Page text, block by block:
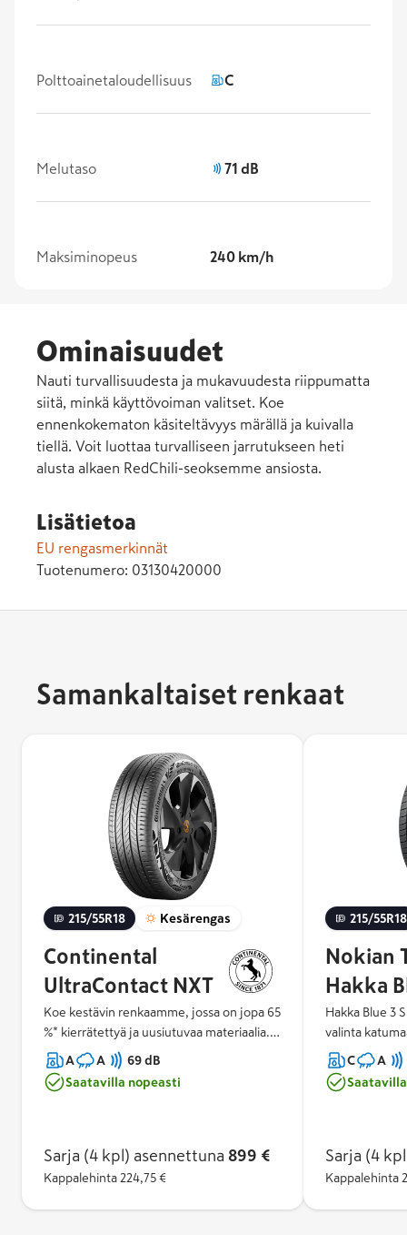
Polttoainetaloudellisuus C
Melutaso 71 dB
Maksiminopeus 240 km/h
Ominaisuudet
Nauti turvallisuudesta ja mukavuudesta riippumatta
siitä, minkä käyttövoiman valitset. Koe
ennenkokematon käsiteltävyys märällä ja kuivalla
tiellä. Voit luottaa turvalliseen jarrutukseen heti
alusta alkaen RedChili-seoksemme ansiosta.
Lisätietoa
EU rengasmerkinnät
Tuotenumero: 03130420000
Samankaltaiset renkaat
215/55R18 Kesärengas
Continental
UltraContact NXT
Koe kestävin renkaamme, jossa on jopa 65
%* kierrätettyä ja uusiutuvaa materiaalia.
Nauti erinomaisesta kilometrimäärästä
hyväksi todetun Yellow Chili -
yhdisteemme ansiosta. Voit luottaa
A A
69 dB
Saatavilla nopeasti
Sarja (4 kpl) asennettuna 899 €
Kappalehinta 224,75 €
215/55R18
Nokian
Hakka
Hakka Blue 3
valinta
Tällä vakaalla
moottoriteillä.
kestävyyttä,
helppoa ja
C
A
Sarja (4
Kappalehinta